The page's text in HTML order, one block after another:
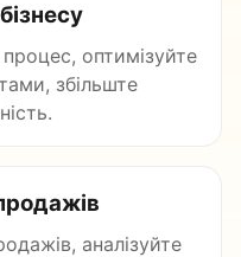
оптимізуйте
збільште
аналізуйте